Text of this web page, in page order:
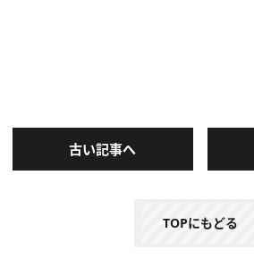
古い記事へ
TOPにもどる